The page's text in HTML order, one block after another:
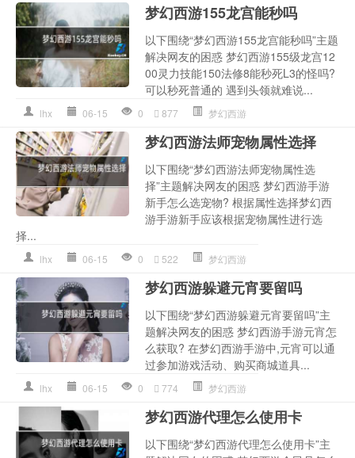
梦幻西游155龙宫能秒吗
以下围绕“梦幻西游155龙宫能秒吗”主题
解决网友的困惑 梦幻西游155级龙宫12
00灵力技能150法修8能秒死L3的怪吗?
可以秒死普通的 遇到头领就难说...
lhx 06-15 0 877 梦幻西游
梦幻西游法师宠物属性选择
以下围绕“梦幻西游法师宠物属性选
择”主题解决网友的困惑 梦幻西游手游
新手怎么选宠物? 根据属性选择梦幻西
游手游新手应该根据宠物属性进行选
择...
lhx 06-15 0 522 梦幻西游
梦幻西游躲避元宵要留吗
以下围绕“梦幻西游躲避元宵要留吗”主
题解决网友的困惑 梦幻西游手游元宵怎
么获取? 在梦幻西游手游中,元宵可以通
过参加游戏活动、购买商城道具...
lhx 06-15 0 774 梦幻西游
梦幻西游代理怎么使用卡
以下围绕“梦幻西游代理怎么使用卡”主